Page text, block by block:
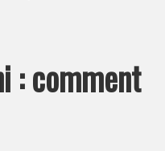
: comment